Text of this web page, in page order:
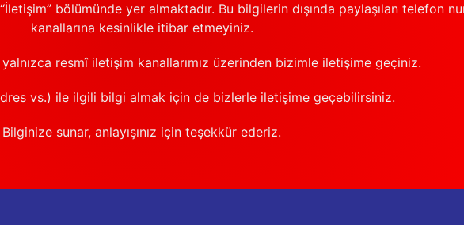
bölümünde yer almaktadır. Bu bilgilerin dışında paylaşılan telefon
kanallarına kesinlikle itibar etmeyiniz.
resmî iletişim kanallarımız üzerinden bizimle iletişime geçiniz.
vs.) ile ilgili bilgi almak için de bizlerle iletişime geçebilirsiniz.
Bilginize sunar, anlayışınız için teşekkür ederiz.